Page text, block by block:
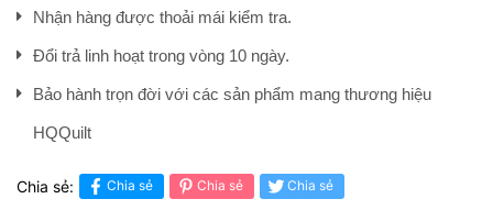
Nhận hàng được thoải mái kiểm tra.
Đổi trả linh hoạt trong vòng 10 ngày.
Bảo hành trọn đời với các sản phẩm mang thương hiệu
HQQuilt
Chia sẻ: Chia sẻ Chia sẻ Chia sẻ